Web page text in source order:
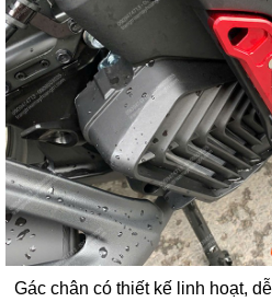
Gác chân có thiết kế linh hoạt,